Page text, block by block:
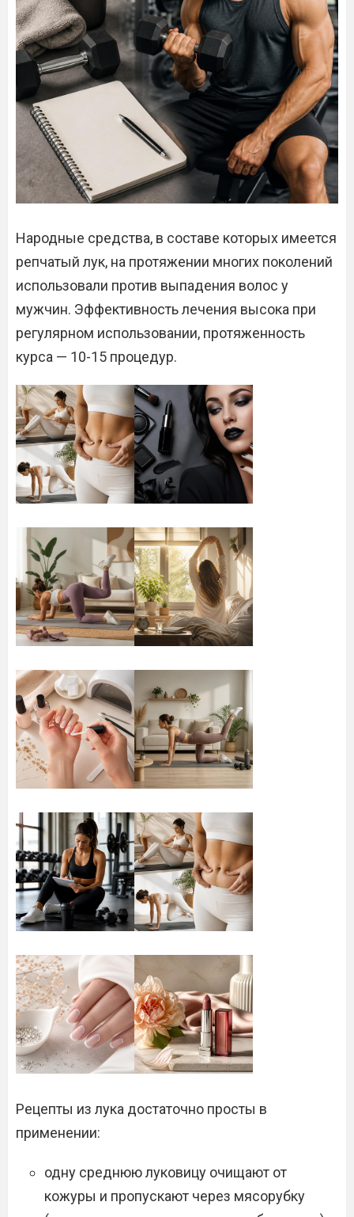
Народные средства, в составе которых имеется
репчатый лук, на протяжении многих поколений
использовали против выпадения волос у
мужчин. Эффективность лечения высока при
регулярном использовании, протяженность
курса — 10-15 процедур.
Рецепты из лука достаточно просты в
применении:
одну среднюю луковицу очищают от
кожуры и пропускают через мясорубку